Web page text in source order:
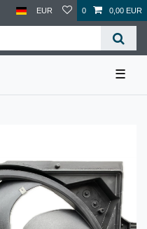
EUR 0 0,00 EUR
☰